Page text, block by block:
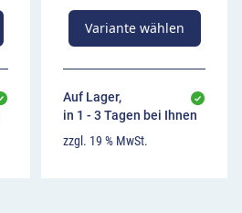
Variante wählen
Auf Lager,
in 1 - 3 Tagen bei Ihnen
zzgl. 19 % MwSt.